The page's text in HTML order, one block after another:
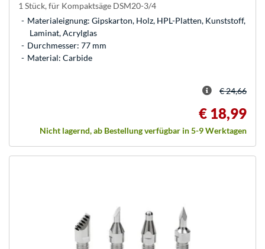
1 Stück, für Kompaktsäge DSM20-3/4
Materialeignung: Gipskarton, Holz, HPL-Platten, Kunststoff,
Laminat, Acrylglas
Durchmesser: 77 mm
Material: Carbide
€ 24,66
€ 18,99
Nicht lagernd, ab Bestellung verfügbar in 5-9 Werktagen